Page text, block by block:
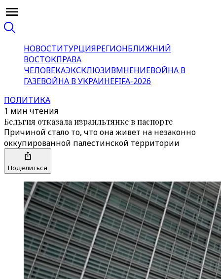
НОВОСТИТУРЦИЯРЕГИОНБЛИЖНИЙ
ВОСТОКПРАВА
ЧЕЛОВЕКАЭКСКЛЮЗИВМНЕНИЕВОЙНА В
ГАЗЕВОЙНА В УКРАИНЕFIFA-2026
ПОЛИТИКА
1 мин чтения
Бельгия отказала израильтянке в паспорте
Причиной стало то, что она живет на незаконно
оккупированной палестинской территории
Поделиться